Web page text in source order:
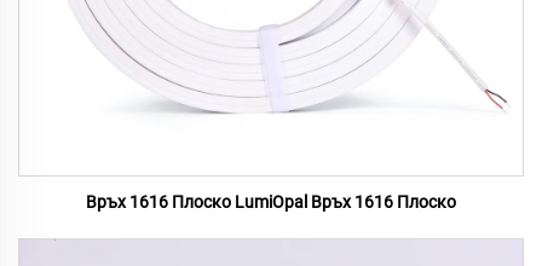
Връх 1616 Плоско LumiOpal Връх 1616 Плоско